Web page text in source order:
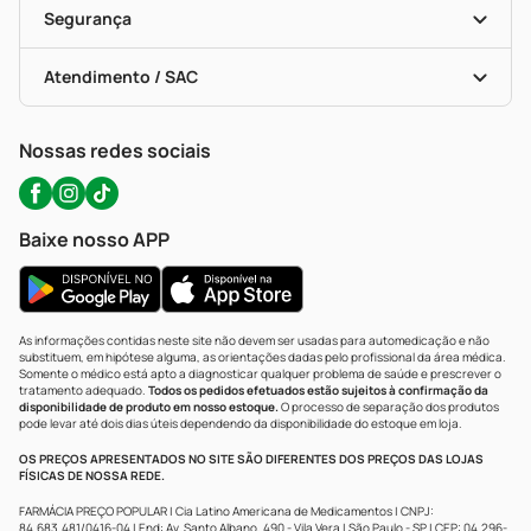
Formas De Pagamento
Troca E Devolução
Bulas De A A Z
Políticas De Marketplace
Serviços Farmacêuticos
Testes Rápidos
Autoteste Covid-19
Segurança
Certificado De Segurança
Portal Da Privacidade
Atendimento / SAC
WhatsApp (47) 9202-1687
Nossas redes sociais
Baixe nosso APP
As informações contidas neste site não devem ser usadas para automedicação e não
substituem, em hipótese alguma, as orientações dadas pelo profissional da área médica.
Somente o médico está apto a diagnosticar qualquer problema de saúde e prescrever o
tratamento adequado. Todos os pedidos efetuados estão sujeitos à confirmação da
disponibilidade de produto em nosso estoque.O processo de separação dos produtos
pode levar até dois dias úteis dependendo da disponibilidade do estoque em loja.
OS PREÇOS APRESENTADOS NO SITE SÃO DIFERENTES DOS PREÇOS DAS LOJAS
FÍSICAS DE NOSSA REDE.
FARMÁCIA PREÇO POPULAR | Cia Latino Americana de Medicamentos | CNPJ:
84.683.481/0416-04 | End: Av. Santo Albano, 490 - Vila Vera | São Paulo - SP | CEP: 04.296-